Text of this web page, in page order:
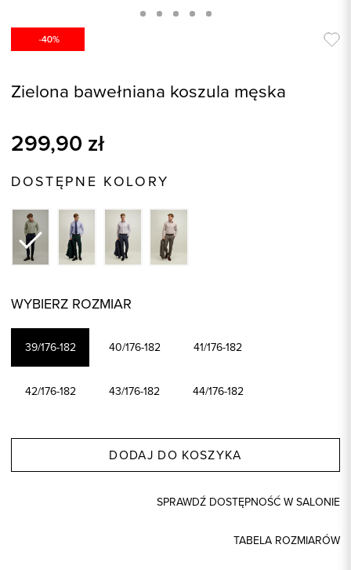
Zielona bawełniana koszula męska
299,90 zł
DOSTĘPNE KOLORY
WYBIERZ ROZMIAR
39/176-182 40/176-182 41/176-182
42/176-182 43/176-182 44/176-182
DODAJ DO KOSZYKA
SPRAWDŹ DOSTĘPNOŚĆ W SALONIE
TABELA ROZMIARÓW